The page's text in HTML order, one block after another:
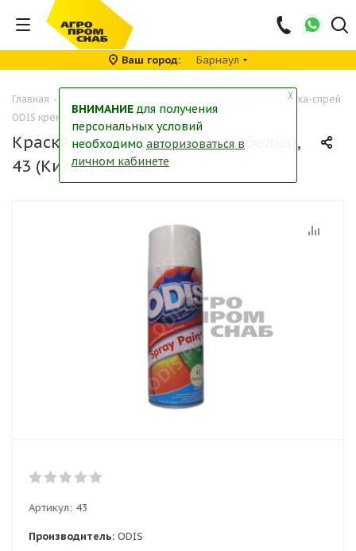
Ваш город Барнаул
Главная -
Краска-спрей
ODIS кремово-белый, 43 (Китай) 450мл
Краска-спрей ODIS кремово-белый,
43 (Китай) 450мл
Артикул: 43
Производитель: ODIS
╳
ВНИМАНИЕ для получения
персональных условий
необходимо авторизоваться в
личном кабинете